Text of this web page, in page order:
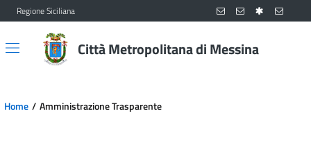
Vai al contenuto principale
Vai al menu principale
Regione Siciliana
Città Metropolitana di Messina
Home Amministrazione Trasparente